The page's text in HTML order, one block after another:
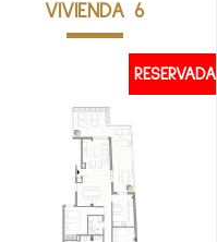
VIVIENDA 6
RESERVADA